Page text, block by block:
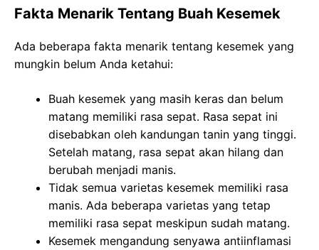
Fakta Menarik Tentang Buah Kesemek
Ada beberapa fakta menarik tentang kesemek yang
mungkin belum Anda ketahui:
Buah kesemek yang masih keras dan belum
matang memiliki rasa sepat. Rasa sepat ini
disebabkan oleh kandungan tanin yang tinggi.
Setelah matang, rasa sepat akan hilang dan
berubah menjadi manis.
Tidak semua varietas kesemek memiliki rasa
manis. Ada beberapa varietas yang tetap
memiliki rasa sepat meskipun sudah matang.
Kesemek mengandung senyawa antiinflamasi